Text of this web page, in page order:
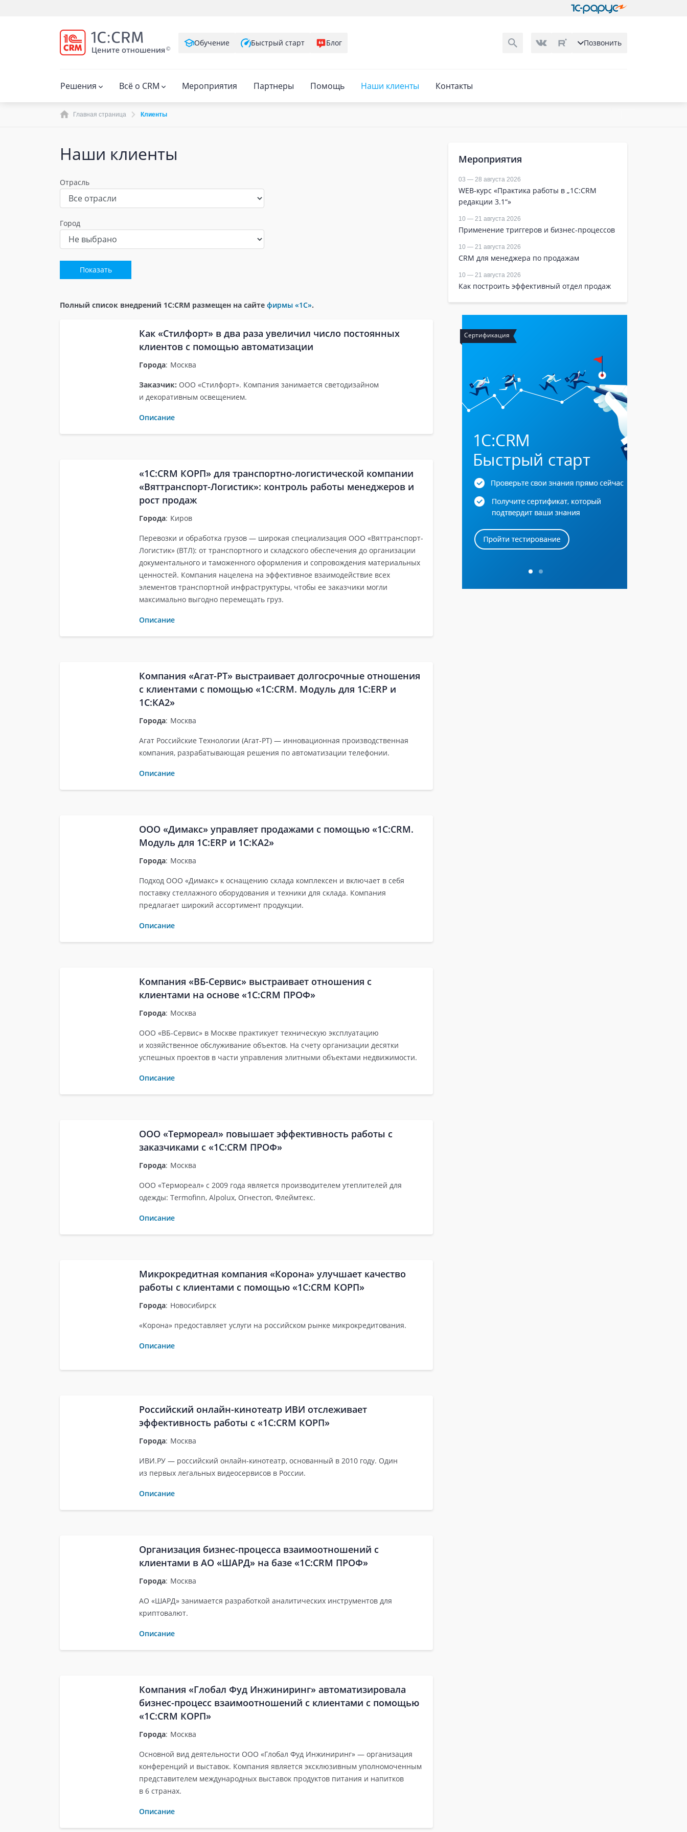
Обучение Быстрый старт Блог Позвонить
Решения Всё о CRM Мероприятия Партнеры Помощь Наши клиенты Контакты
Главная страница Клиенты
Наши клиенты
Отрасль
Город
Полный список внедрений 1С:CRM размещен на сайте фирмы «1С».
Как «Стилфорт» в два раза увеличил число постоянных
клиентов с помощью автоматизации
Города: Москва
Заказчик: ООО «Стилфорт». Компания занимается светодизайном
и декоративным освещением.
Описание
«1С:CRM КОРП» для транспортно-логистической компании
«Вяттранспорт-Логистик»: контроль работы менеджеров и
рост продаж
Города: Киров
Перевозки и обработка грузов — широкая специализация ООО «Вяттранспорт-
Логистик» (ВТЛ): от транспортного и складского обеспечения до организации
документального и таможенного оформления и сопровождения материальных
ценностей. Компания нацелена на эффективное взаимодействие всех
элементов транспортной инфраструктуры, чтобы ее заказчики могли
максимально выгодно перемещать груз.
Описание
Компания «Агат-РТ» выстраивает долгосрочные отношения
с клиентами с помощью «1С:CRM. Модуль для 1C:ERP и
1С:КА2»
Города: Москва
Агат Российские Технологии (Агат-РТ) — инновационная производственная
компания, разрабатывающая решения по автоматизации телефонии.
Описание
ООО «Димакс» управляет продажами с помощью «1С:CRM.
Модуль для 1С:ERP и 1С:КА2»
Города: Москва
Подход ООО «Димакс» к оснащению склада комплексен и включает в себя
поставку стеллажного оборудования и техники для склада. Компания
предлагает широкий ассортимент продукции.
Описание
Компания «ВБ-Сервис» выстраивает отношения с
клиентами на основе «1С:CRM ПРОФ»
Города: Москва
ООО «ВБ-Сервис» в Москве практикует техническую эксплуатацию
и хозяйственное обслуживание объектов. На счету организации десятки
успешных проектов в части управления элитными объектами недвижимости.
Описание
ООО «Термореал» повышает эффективность работы с
заказчиками с «1С:CRM ПРОФ»
Города: Москва
ООО «Термореал» с 2009 года является производителем утеплителей для
одежды: Termofinn, Alpolux, Огнестоп, Флеймтекс.
Описание
Микрокредитная компания «Корона» улучшает качество
работы с клиентами с помощью «1С:CRM КОРП»
Города: Новосибирск
«Корона» предоставляет услуги на российском рынке микрокредитования.
Описание
Российский онлайн-кинотеатр ИВИ отслеживает
эффективность работы с «1С:CRM КОРП»
Города: Москва
ИВИ.РУ — российский онлайн-кинотеатр, основанный в 2010 году. Один
из первых легальных видеосервисов в России.
Описание
Организация бизнес-процесса взаимоотношений с
клиентами в АО «ШАРД» на базе «1С:CRM ПРОФ»
Города: Москва
АО «ШАРД» занимается разработкой аналитических инструментов для
криптовалют.
Описание
Компания «Глобал Фуд Инжиниринг» автоматизировала
бизнес-процесс взаимоотношений с клиентами с помощью
«1С:CRM КОРП»
Города: Москва
Основной вид деятельности ООО «Глобал Фуд Инжиниринг» — организация
конференций и выставок. Компания является эксклюзивным уполномоченным
представителем международных выставок продуктов питания и напитков
в 6 странах.
Описание
Мероприятия
03 — 28 августа 2026
WEB-курс «Практика работы в „1С:CRM
редакции 3.1“»
10 — 21 августа 2026
Применение триггеров и бизнес-процессов
10 — 21 августа 2026
CRM для менеджера по продажам
10 — 21 августа 2026
Как построить эффективный отдел продаж
Обучение Сертификация